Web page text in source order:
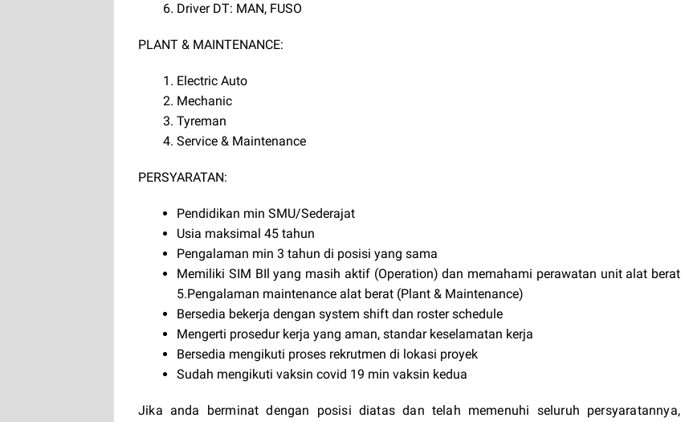
Driver DT: MAN, FUSO
PLANT & MAINTENANCE:
Electric Auto
Mechanic
Tyreman
Service & Maintenance
PERSYARATAN:
Pendidikan min SMU/Sederajat
Usia maksimal 45 tahun
Pengalaman min 3 tahun di posisi yang sama
Memiliki SIM BIl yang masih aktif (Operation) dan memahami perawatan unit alat berat
5.Pengalaman maintenance alat berat (Plant & Maintenance)
Bersedia bekerja dengan system shift dan roster schedule
Mengerti prosedur kerja yang aman, standar keselamatan kerja
Bersedia mengikuti proses rekrutmen di lokasi proyek
Sudah mengikuti vaksin covid 19 min vaksin kedua
Jika anda berminat dengan posisi diatas dan telah memenuhi seluruh persyaratannya,